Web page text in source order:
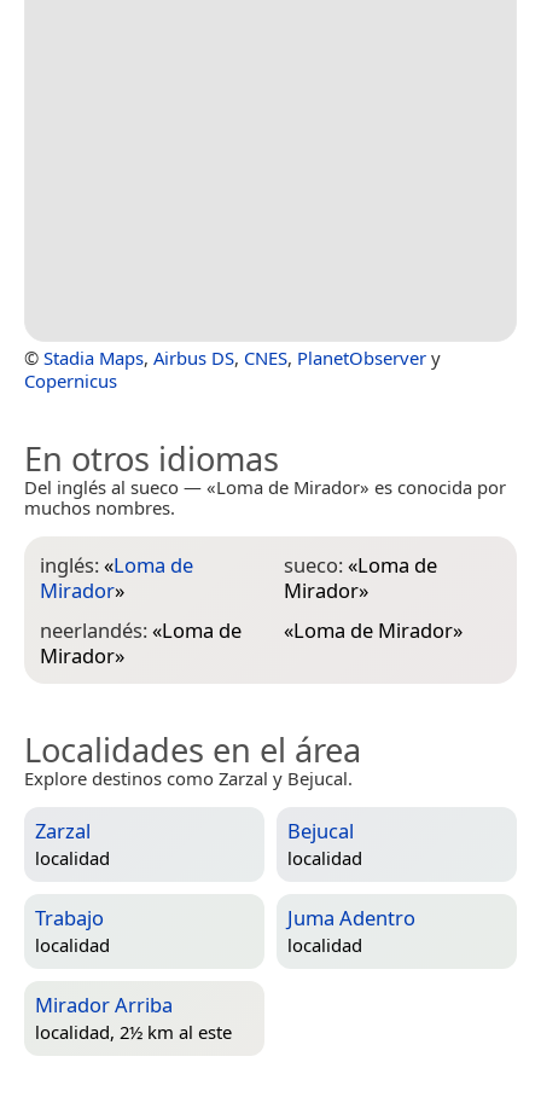
© Stadia Maps, Airbus DS, CNES, PlanetObserver y
Copernicus
En otros idiomas
Del inglés al sueco — «Loma de Mirador» es conocida por
muchos nombres.
inglés:«Loma de
Mirador»
neerlandés:«Loma de
Mirador»
sueco:«Loma de
Mirador»
«Loma de Mirador»
Localidades en el área
Explore destinos como Zarzal y Bejucal.
Zarzal
localidad
Bejucal
localidad
Trabajo
localidad
Juma Adentro
localidad
Mirador Arriba
localidad, 2½ km al este